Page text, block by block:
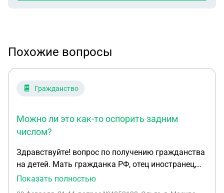
Похожие вопросы
Гражданство
Можно ли это как-то оспорить задним
числом?
Здравствуйте! вопрос по получению гражданства
на детей. Мать гражданка РФ, отец иностранец,
дети родились вне РФ, но сразу после рождения
Показать полностью